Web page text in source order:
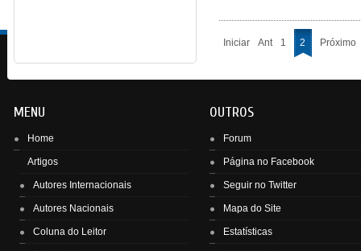
Iniciar Ant 1 2 Próximo
MENU
Home
Artigos
Autores Internacionais
Autores Nacionais
Coluna do Leitor
OUTROS
Forum
Página no Facebook
Seguir no Twitter
Mapa do Site
Estatísticas